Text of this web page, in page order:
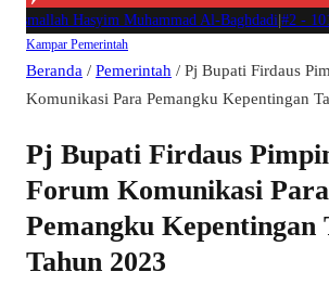
Hasyim Muhammad Al-Baghdadi|#2 -101
Kampar Pemerintah
Beranda / Pemerintah / Pj Bupati Firdaus
Komunikasi Para Pemangku Kepentingan
Pj Bupati Firdaus
Forum Komunikasi Para
Pemangku Kepentingan
Tahun 2023